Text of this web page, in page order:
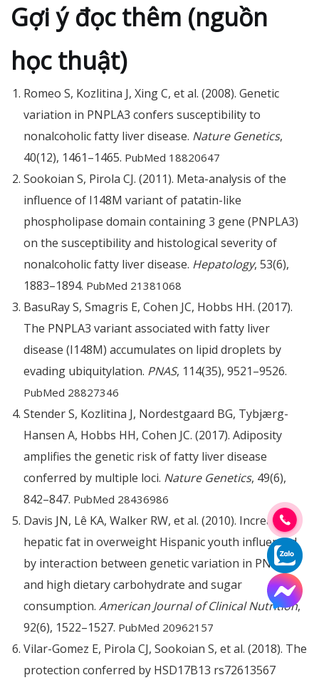
Gợi ý đọc thêm (nguồn
học thuật)
Romeo S, Kozlitina J, Xing C, et al. (2008). Genetic
variation in PNPLA3 confers susceptibility to
nonalcoholic fatty liver disease. Nature Genetics,
40(12), 1461–1465. PubMed 18820647
Sookoian S, Pirola CJ. (2011). Meta-analysis of the
influence of I148M variant of patatin-like
phospholipase domain containing 3 gene (PNPLA3)
on the susceptibility and histological severity of
nonalcoholic fatty liver disease. Hepatology, 53(6),
1883–1894. PubMed 21381068
BasuRay S, Smagris E, Cohen JC, Hobbs HH. (2017).
The PNPLA3 variant associated with fatty liver
disease (I148M) accumulates on lipid droplets by
evading ubiquitylation. PNAS, 114(35), 9521–9526.
PubMed 28827346
Stender S, Kozlitina J, Nordestgaard BG, Tybjærg-
Hansen A, Hobbs HH, Cohen JC. (2017). Adiposity
amplifies the genetic risk of fatty liver disease
conferred by multiple loci. Nature Genetics, 49(6),
842–847. PubMed 28436986
Davis JN, Lê KA, Walker RW, et al. (2010). Increased
hepatic fat in overweight Hispanic youth influenced
by interaction between genetic variation in PNPLA3
and high dietary carbohydrate and sugar
consumption. American Journal of Clinical Nutrition,
92(6), 1522–1527. PubMed 20962157
Vilar-Gomez E, Pirola CJ, Sookoian S, et al. (2018). The
protection conferred by HSD17B13 rs72613567